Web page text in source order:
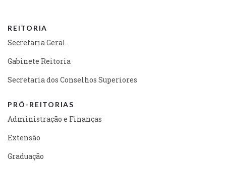
REITORIA
Secretaria Geral
Gabinete Reitoria
Secretaria dos Conselhos Superiores
PRÓ-REITORIAS
Administração e Finanças
Extensão
Graduação